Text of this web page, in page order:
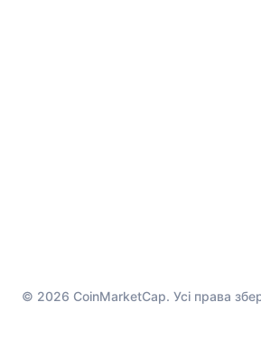
© 2026 CoinMarketCap. Усі права